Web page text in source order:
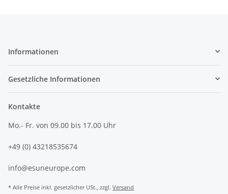
Informationen
Gesetzliche Informationen
Kontakte
Mo.- Fr. von 09.00 bis 17.00 Uhr
+49 (0) 43218535674
info@esuneurope.com
* Alle Preise inkl. gesetzlicher USt., zzgl. Versand